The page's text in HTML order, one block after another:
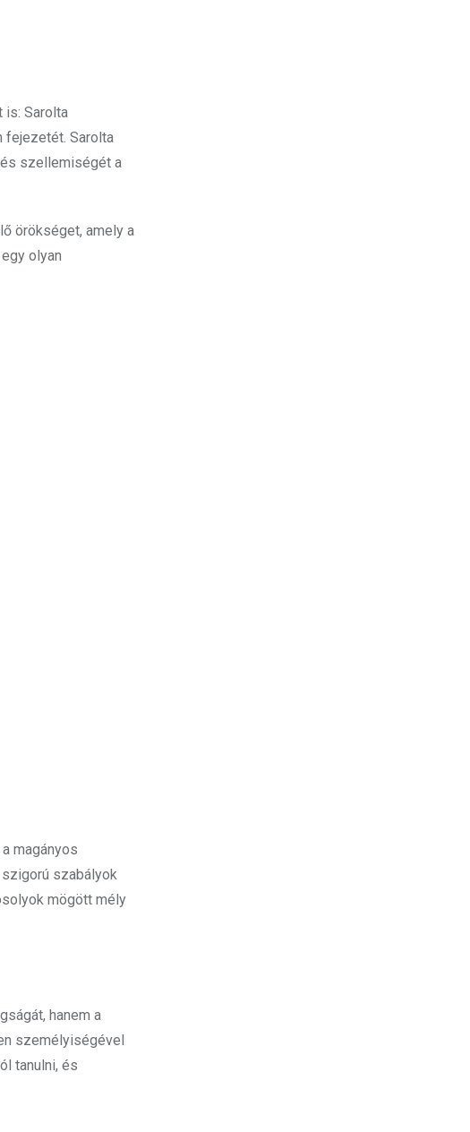
is: Sarolta
fejezetét. Sarolta
és szellemiségét a
örökséget, amely a
olyan
magányos
szabályok
mögött mély
hanem a
személyiségével
tanulni, és